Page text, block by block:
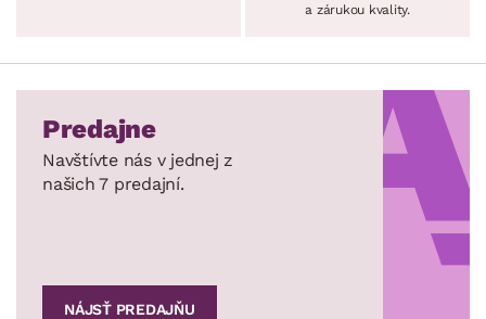
a zárukou kvality.
Predajne
Navštívte nás v jednej z
našich 7 predajní.
NÁJSŤ PREDAJŇU